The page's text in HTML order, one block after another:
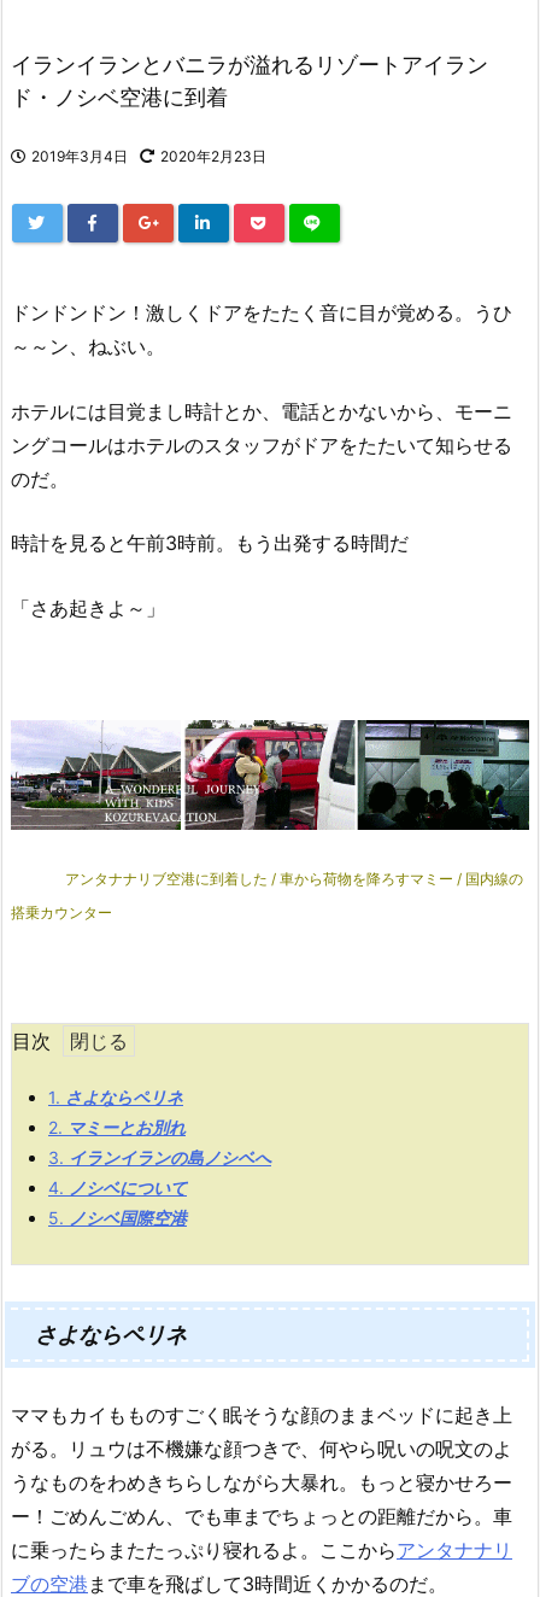
イランイランとバニラが溢れるリゾートアイラン
ド・ノシベ空港に到着
2019年3月4日 2020年2月23日
ドンドンドン！激しくドアをたたく音に目が覚める。うひ
～～ン、ねぶい。
ホテルには目覚まし時計とか、電話とかないから、モーニ
ングコールはホテルのスタッフがドアをたたいて知らせる
のだ。
時計を見ると午前3時前。もう出発する時間だ
「さあ起きよ～」
アンタナナリブ空港に到着した / 車から荷物を降ろすマミー / 国内線の
搭乗カウンター
目次
1. さよならペリネ
2. マミーとお別れ
3. イランイランの島ノシベへ
4. ノシベについて
5. ノシベ国際空港
さよならペリネ
ママもカイもものすごく眠そうな顔のままベッドに起き上
がる。リュウは不機嫌な顔つきで、何やら呪いの呪文のよ
うなものをわめきちらしながら大暴れ。もっと寝かせろー
ー！ ごめんごめん、でも車までちょっとの距離だから。車
に乗ったらまたたっぷり寝れるよ。ここからアンタナナリ
ブの空港 まで車を飛ばして3時間近くかかるのだ。